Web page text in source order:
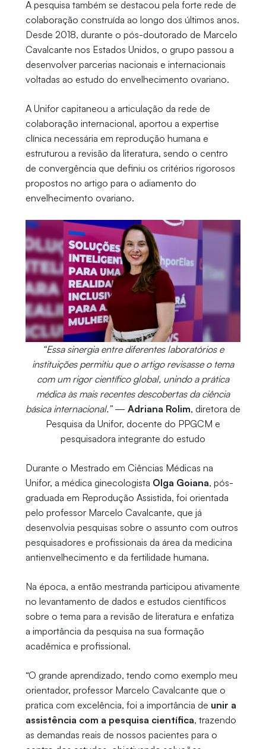
A pesquisa também se destacou pela forte rede de
colaboração construída ao longo dos últimos anos.
Desde 2018, durante o pós-doutorado de Marcelo
Cavalcante nos Estados Unidos, o grupo passou a
desenvolver parcerias nacionais e internacionais
voltadas ao estudo do envelhecimento ovariano.
A Unifor capitaneou a articulação da rede de
colaboração internacional, aportou a expertise
clínica necessária em reprodução humana e
estruturou a revisão da literatura, sendo o centro
de convergência que definiu os critérios rigorosos
propostos no artigo para o adiamento do
envelhecimento ovariano.
“Essa sinergia entre diferentes laboratórios e
instituições permitiu que o artigo revisasse o tema
com um rigor científico global, unindo a prática
médica às mais recentes descobertas da ciência
básica internacional.”— Adriana Rolim, diretora de
Pesquisa da Unifor, docente do PPGCM e
pesquisadora integrante do estudo
Durante o Mestrado em Ciências Médicas na
Unifor, a médica ginecologista Olga Goiana, pós-
graduada em Reprodução Assistida, foi orientada
pelo professor Marcelo Cavalcante, que já
desenvolvia pesquisas sobre o assunto com outros
pesquisadores e profissionais da área da medicina
antienvelhecimento e da fertilidade humana.
Na época, a então mestranda participou ativamente
no levantamento de dados e estudos científicos
sobre o tema para a revisão de literatura e enfatiza
a importância da pesquisa na sua formação
acadêmica e profissional.
“O grande aprendizado, tendo como exemplo meu
orientador, professor Marcelo Cavalcante que o
pratica com excelência, foi a importância de unir a
assistência com a pesquisa científica, trazendo
as demandas reais de nossos pacientes para o